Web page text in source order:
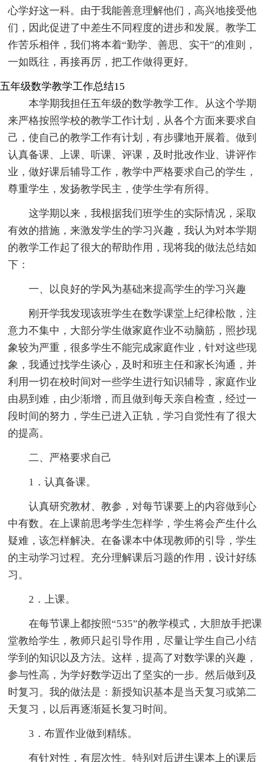
心学好这一科。由于我能善意理解他们，高兴地接受他
们，因此促进了中差生不同程度的进步和发展。教学工
作苦乐相伴，我们将本着“勤学、善思、实干”的准则，
一如既往，再接再厉，把工作做得更好。
五年级数学教学工作总结15
本学期我担任五年级的数学教学工作。从这个学期
来严格按照学校的教学工作计划，从各个方面来要求自
己，使自己的教学工作有计划，有步骤地开展着。做到
认真备课、上课、听课、评课，及时批改作业、讲评作
业，做好课后辅导工作，教学中严格要求自己的学生，
尊重学生，发扬教学民主，使学生学有所得。
这学期以来，我根据我们班学生的实际情况，采取
有效的措施，来激发学生的学习兴趣，我认为对本学期
的教学工作起了很大的帮助作用，现将我的做法总结如
下：
一、以良好的学风为基础来提高学生的学习兴趣
刚开学我发现该班学生在数学课堂上纪律松散，注
意力不集中，大部分学生做家庭作业不动脑筋，照抄现
象较为严重，很多学生不能完成家庭作业，针对这些现
象，我通过找学生谈心，及时和班主任和家长沟通，并
利用一切在校时间对一些学生进行知识辅导，家庭作业
由易到难，由少渐增，而且做到每天亲自检查，经过一
段时间的努力，学生已进入正轨，学习自觉性有了很大
的提高。
二、严格要求自己
1．认真备课。
认真研究教材、教参，对每节课要上的内容做到心
中有数。在上课前思考学生怎样学，学生将会产生什么
疑难，该怎样解决。在备课本中体现教师的引导，学生
的主动学习过程。充分理解课后习题的作用，设计好练
习。
2．上课。
在每节课上都按照“535”的教学模式，大胆放手把课
堂教给学生，教师只起引导作用，尽量让学生自己小结
学到的知识以及方法。这样，提高了对数学课的兴趣，
参与性高，为学好数学迈出了坚实的一步。然后做到及
时复习。我的做法是：新授知识基本是当天复习或第二
天复习，以后再逐渐延长复习时间。
3．布置作业做到精练。
有针对性，有层次性。特别对后进生课本上的课后